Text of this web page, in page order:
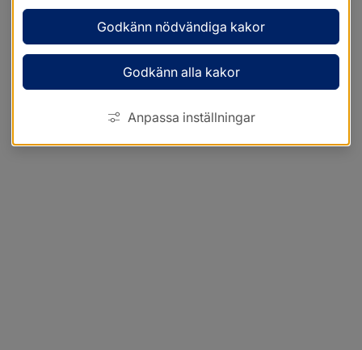
Godkänn nödvändiga kakor
Godkänn alla kakor
Anpassa inställningar